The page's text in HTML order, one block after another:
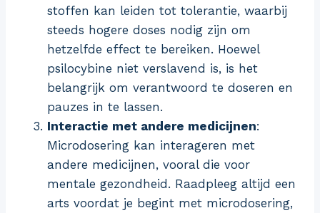
stoffen kan leiden tot tolerantie, waarbij
steeds hogere doses nodig zijn om
hetzelfde effect te bereiken. Hoewel
psilocybine niet verslavend is, is het
belangrijk om verantwoord te doseren en
pauzes in te lassen.
Interactie met andere medicijnen:
Microdosering kan interageren met
andere medicijnen, vooral die voor
mentale gezondheid. Raadpleeg altijd een
arts voordat je begint met microdosering,